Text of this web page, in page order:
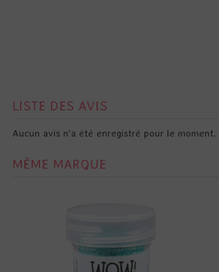
LISTE DES AVIS
Aucun avis n'a été enregistré pour le moment.
MÊME MARQUE